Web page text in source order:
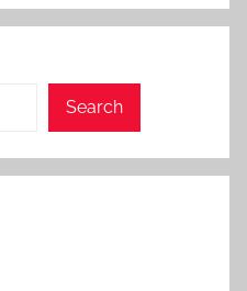
Search